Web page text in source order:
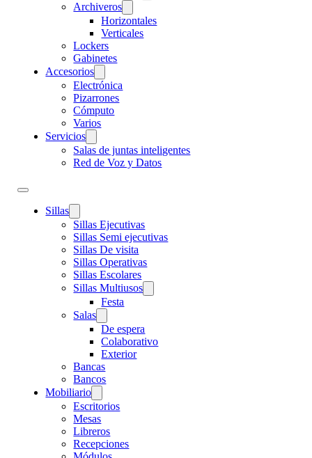
Archiveros
Horizontales
Verticales
Lockers
Gabinetes
Accesorios
Electrónica
Pizarrones
Cómputo
Varios
Servicios
Salas de juntas inteligentes
Red de Voz y Datos
Sillas
Sillas Ejecutivas
Sillas Semi ejecutivas
Sillas De visita
Sillas Operativas
Sillas Escolares
Sillas Multiusos
Festa
Salas
De espera
Colaborativo
Exterior
Bancas
Bancos
Mobiliario
Escritorios
Mesas
Libreros
Recepciones